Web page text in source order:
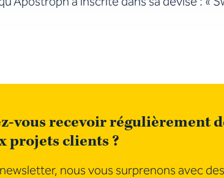
vous recevoir régulièrement
projets clients ?
nous vous surprenons avec